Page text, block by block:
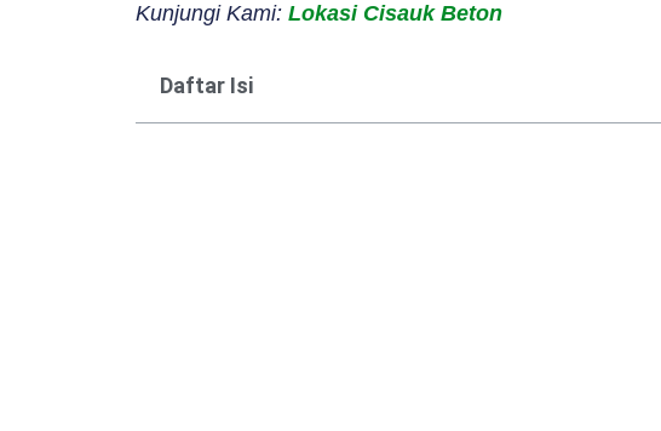
Kunjungi Kami: Lokasi Cisauk Beton
Daftar Isi